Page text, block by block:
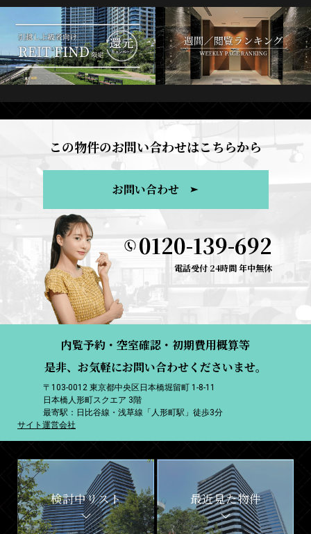
この物件のお問い合わせはこちらから
お問い合わせ
0120-139-692
電話受付 24時間 年中無休
内覧予約・空室確認・初期費用概算等
是非、お気軽にお問い合わせくださいませ。
〒103-0012 東京都中央区日本橋堀留町 1-8-11
日本橋人形町スクエア 3階
最寄駅：日比谷線・浅草線「人形町駅」徒歩3分
サイト運営会社
検討中リスト 最近見た物件